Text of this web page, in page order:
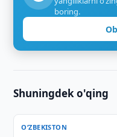
boring.
Shuningdek o'qing
O‘ZBEKISTON